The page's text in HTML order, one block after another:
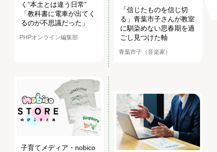
く“本土とは違う日常”
「教科書に電車が出てく
るのが不思議だった」
PHPオンライン編集部
「信じたものを信じ切
る」青葉市子さんが教室
に馴染めない思春期を過
ごし見つけた軸
青葉市子（音楽家）
子育てメディア・nobico